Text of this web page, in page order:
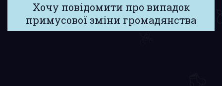
Хочу повідомити про випадок
примусової зміни громадянства